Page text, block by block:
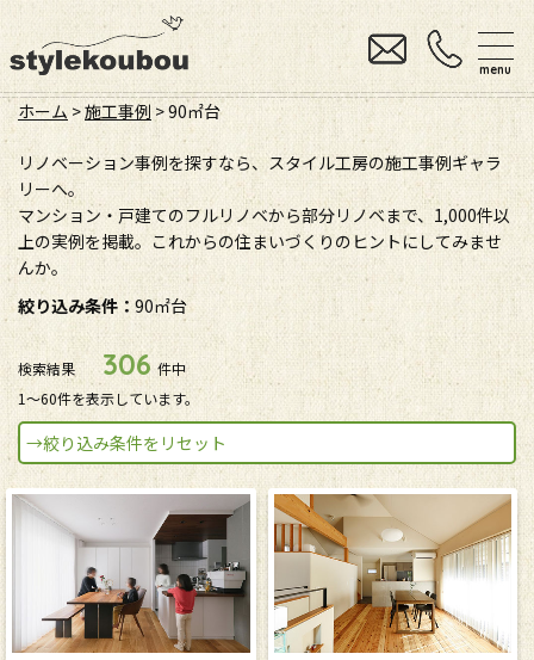
menu
ホーム >施工事例 >90㎡台
リノベーション事例を探すなら、スタイル工房の施工事例ギャラ
リーへ。
マンション・戸建てのフルリノベから部分リノベまで、1,000件以
上の実例を掲載。これからの住まいづくりのヒントにしてみませ
んか。
絞り込み条件：90㎡台
検索結果 306 件中
1〜60件を表示しています。
→絞り込み条件をリセット